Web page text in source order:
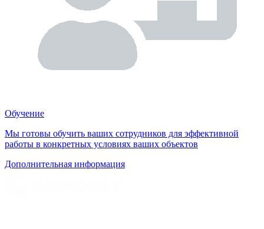
Обучение
Мы готовы обучить ваших сотрудников для эффективной
работы в конкретных условиях ваших объектов
Дополнительная информация